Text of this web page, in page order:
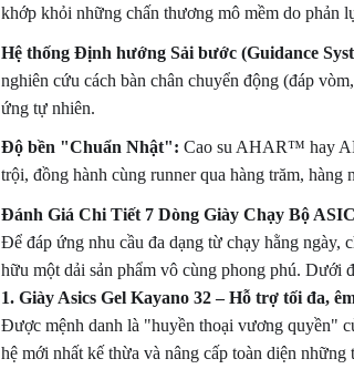
khớp khỏi những chấn thương mô mềm do phản
Hệ thống Định hướng Sải bước (Guidance
nghiên cứu cách bàn chân chuyển động (đáp
ứng tự nhiên.
Độ bền "Chuẩn Nhật": Cao su AHAR™ hay
trội, đồng hành cùng runner qua hàng trăm, hàng
Đánh Giá Chi Tiết 7 Dòng Giày Chạy Bộ
Để đáp ứng nhu cầu đa dạng từ chạy hằng ngày,
hữu một dải sản phẩm vô cùng phong phú. Dưới
1. Giày Asics Gel Kayano 32 – Hỗ trợ tối đa,
Được mệnh danh là "huyền thoại vương quyền"
hệ mới nhất kế thừa và nâng cấp toàn diện